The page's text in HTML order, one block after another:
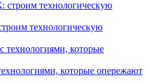
технологическую
которые опережают